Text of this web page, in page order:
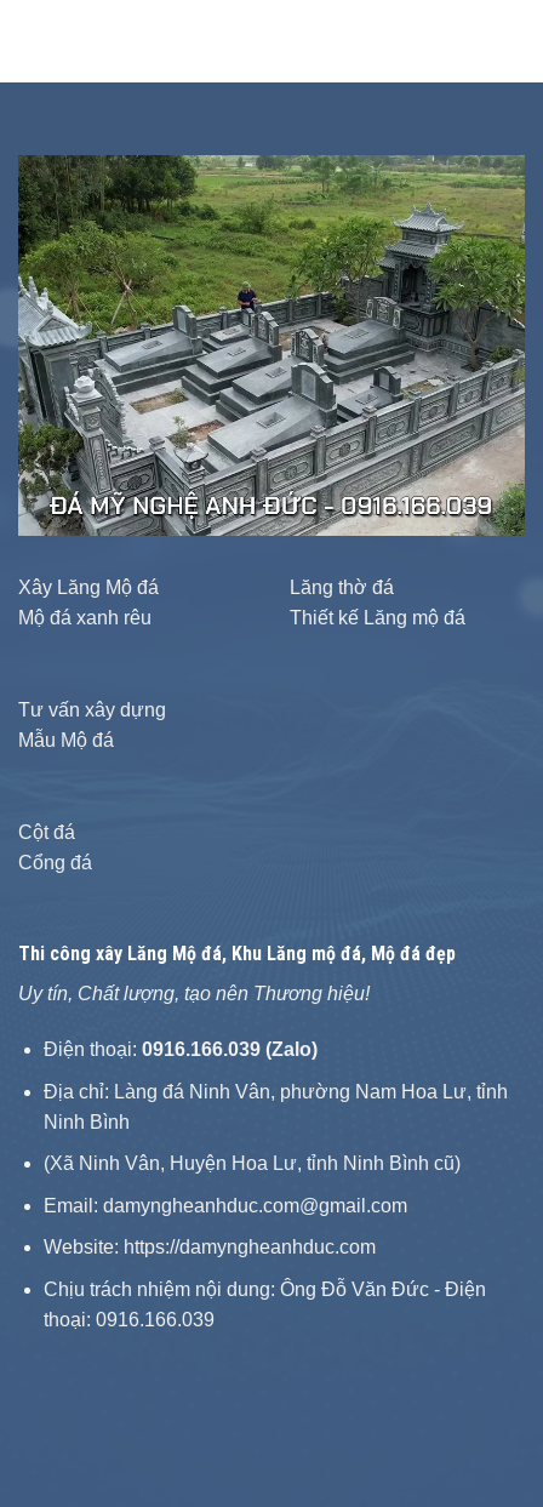
Xây Lăng Mộ đá
Mộ đá xanh rêu
Lăng thờ đá
Thiết kế Lăng mộ đá
Tư vấn xây dựng
Mẫu Mộ đá
Cột đá
Cổng đá
Thi công xây Lăng Mộ đá, Khu Lăng mộ đá, Mộ đá đẹp
Uy tín, Chất lượng, tạo nên Thương hiệu!
Điện thoại: 0916.166.039 (Zalo)
Địa chỉ: Làng đá Ninh Vân, phường Nam Hoa Lư, tỉnh
Ninh Bình
(Xã Ninh Vân, Huyện Hoa Lư, tỉnh Ninh Bình cũ)
Email: damyngheanhduc.com@gmail.com
Website: https://damyngheanhduc.com
Chịu trách nhiệm nội dung: Ông Đỗ Văn Đức - Điện
thoại: 0916.166.039